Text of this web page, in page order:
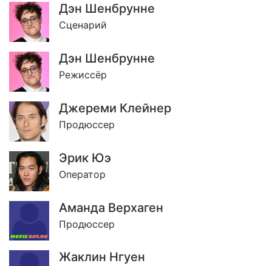
Дэн Шенбрунне
Сценарий
Дэн Шенбрунне
Режиссёр
Джереми Клейнер
Продюссер
Эрик Юэ
Оператор
Аманда Верхаген
Продюссер
Жаклин Нгуен